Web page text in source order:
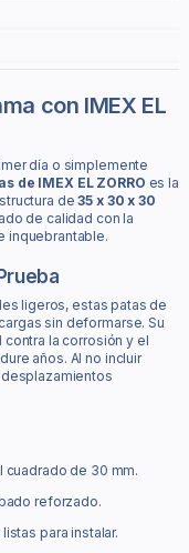
con IMEX EL
día o simplemente
de IMEX EL ZORRO es la
de35 x 30 x 30
de calidad con la
inquebrantable.
ligeros, estas patas de
sin deformarse. Su
la corrosión y el
años. Al no incluir
cuadrado de 30 mm.
reforzado.
para instalar.